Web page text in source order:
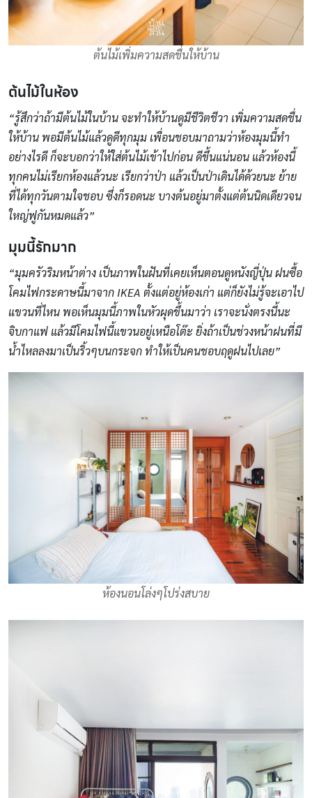
ต้นไม้เพิ่มความสดชื่นให้บ้าน
ต้นไม้ในห้อง
“รู้สึกว่าถ้ามีต้นไม้ในบ้าน จะทำให้บ้านดูมีชีวิตชีวา เพิ่มความสดชื่น
ให้บ้าน พอมีต้นไม้แล้วดูดีทุกมุม เพื่อนชอบมาถามว่าห้องมุมนี้ทำ
อย่างไรดี ก็จะบอกว่าให้ใส่ต้นไม้เข้าไปก่อน ดีขึ้นแน่นอน แล้วห้องนี้
ทุกคนไม่เรียกห้องแล้วนะ เรียกว่าป่า แล้วเป็นป่าเดินได้ด้วยนะ ย้าย
ที่ได้ทุกวันตามใจชอบ ซึ่งก็รอดนะ บางต้นอยู่มาตั้งแต่ต้นนิดเดียวจน
ใหญ่ฟูกันหมดแล้ว”
มุมนี้รักมาก
“มุมครัวริมหน้าต่าง เป็นภาพในฝันที่เคยเห็นตอนดูหนังญี่ปุ่น ฝนซื้อ
โคมไฟกระดาษนี้มาจาก IKEA ตั้งแต่อยู่ห้องเก่า แต่ก็ยังไม่รู้จะเอาไป
แขวนที่ไหน พอเห็นมุมนี้ภาพในหัวผุดขึ้นมาว่า เราจะนั่งตรงนี้นะ
จิบกาแฟ แล้วมีโคมไฟนี้แขวนอยู่เหนือโต๊ะ ยิ่งถ้าเป็นช่วงหน้าฝนที่มี
น้ำไหลลงมาเป็นริ้วๆบนกระจก ทำให้เป็นคนชอบฤดูฝนไปเลย”
ห้องนอนโล่งๆโปร่งสบาย